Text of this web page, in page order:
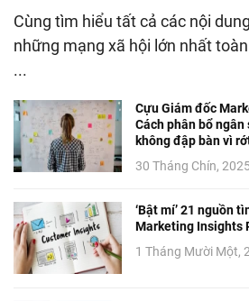
Cùng tìm hiểu tất cả các nội
những mạng xã hội lớn nhất
...
Cựu Giám đốc
Cách phân bổ
không đập bàn vì
30 Tháng Chín,
‘Bật mí’ 21 nguồn
Marketing Insights
1 Tháng Mười Một,